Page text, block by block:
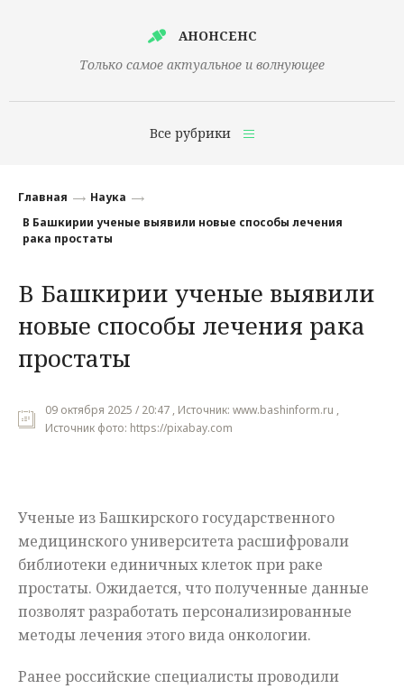
АНОНСЕНС
Только самое актуальное и волнующее
Все рубрики
Финансы
Наука
Культура
Общество
Мнения
Главная
Наука
В Башкирии ученые выявили новые способы лечения
рака простаты
В Башкирии ученые выявили
новые способы лечения рака
простаты
09 октября 2025 / 20:47 , Источник: www.bashinform.ru ,
Источник фото: https://pixabay.com
Ученые из Башкирского государственного
медицинского университета расшифровали
библиотеки единичных клеток при раке
простаты. Ожидается, что полученные данные
позволят разработать персонализированные
методы лечения этого вида онкологии.
Ранее российские специалисты проводили